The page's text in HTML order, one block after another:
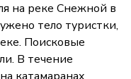
на реке Снежной в
тело туристки,
Поисковые
В течение